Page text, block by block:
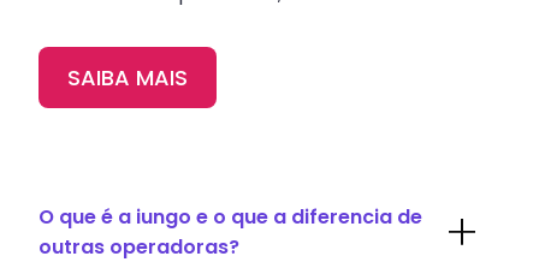
SAIBA MAIS
O que é a iungo e o que a diferencia de
outras operadoras?